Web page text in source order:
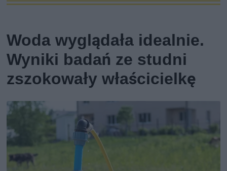
Woda wyglądała idealnie.
Wyniki badań ze studni
zszokowały właścicielkę